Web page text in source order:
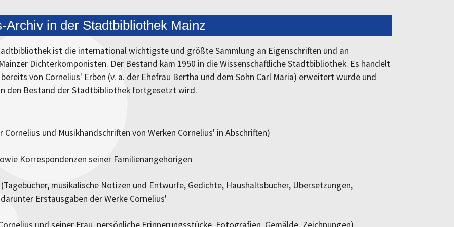
in der Stadtbibliothek Mainz
ist die international wichtigste und größte Sammlung an Eigenschriften und an
Dichterkomponisten. Der Bestand kam 1950 in die Wissenschaftliche Stadtbibliothek. Es handelt
von Cornelius' Erben (v. a. der Ehefrau Bertha und dem Sohn Carl Maria) erweitert wurde und
den Bestand der Stadtbibliothek fortgesetzt wird.
und Musikhandschriften von Werken Cornelius' in Abschriften)
Korrespondenzen seiner Familienangehörigen
musikalische Notizen und Entwürfe, Gedichte, Haushaltsbücher, Übersetzungen,
Erstausgaben der Werke Cornelius'